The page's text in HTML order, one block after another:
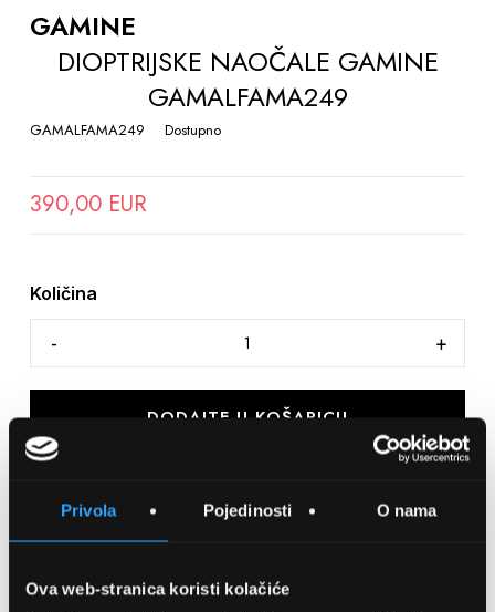
Privola Pojedinosti O nama
Ova web-stranica koristi kolačiće
THE
BEGINNING
GALLERY
GAMINE
DIOPTRIJSKE NAOČALE GAMINE
GAMALFAMA249
GAMALFAMA249 Dostupno
390,00 EUR
Količina
DODAJTE U KOŠARICU